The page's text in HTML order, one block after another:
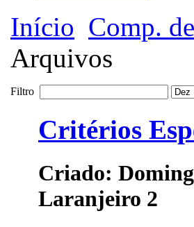
Início Comp.
Arquivos
Filtro
Critérios
Criado:
Laranjeiro 2